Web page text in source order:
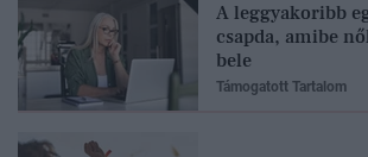
A leggyakoribb
csapda, amibe
bele
Támogatott Tartalom